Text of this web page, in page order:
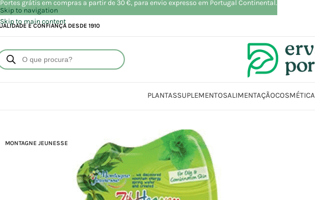
Skip to navigation
Skip to main content
E CONFIANÇA DESDE 1910
PLANTASSUPLEMENTOSALIMENTAÇÃOCOSMÉTICA
MONTAGNE JEUNESSE
Portes grátis em compras a partir de 30 €, para envio expresso em Portugal Continental.